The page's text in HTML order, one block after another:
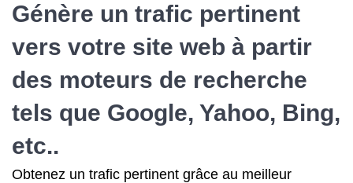
Génère un trafic pertinent
vers votre site web à partir
des moteurs de recherche
tels que Google, Yahoo, Bing,
etc..
Obtenez un trafic pertinent grâce au meilleur